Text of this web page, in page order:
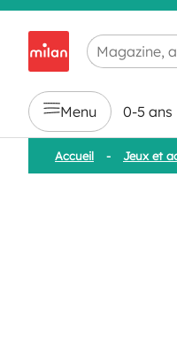
Chargement
Menu 0-5 ans
Accueil - Jeux et